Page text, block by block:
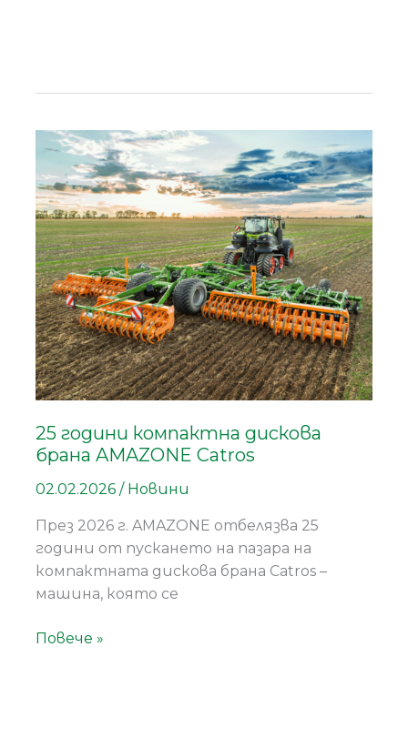
25 години компактна дискова
брана AMAZONE Catros
02.02.2026 / Новини
През 2026 г. AMAZONE отбелязва 25
години от пускането на пазара на
компактната дискова брана Catros –
машина, която се
години
компактна
дискова
брана
AMAZONE
Catros
Повече »